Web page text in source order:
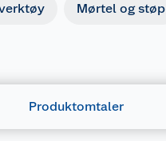
Mørtel og støp
Produktomtaler